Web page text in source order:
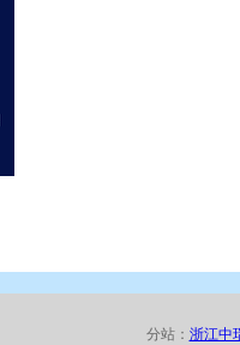
分站： 浙江中